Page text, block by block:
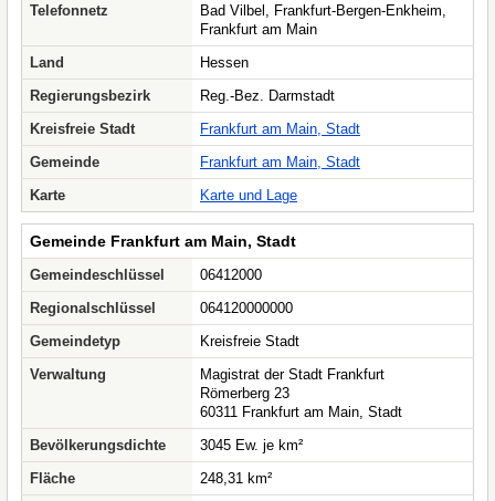
Telefonnetz
Bad Vilbel, Frankfurt-Bergen-Enkheim,
Frankfurt am Main
Land
Hessen
Regierungsbezirk
Reg.-Bez. Darmstadt
Kreisfreie Stadt
Frankfurt am Main, Stadt
Gemeinde
Frankfurt am Main, Stadt
Karte
Karte und Lage
Gemeinde Frankfurt am Main, Stadt
Gemeindeschlüssel
06412000
Regionalschlüssel
064120000000
Gemeindetyp
Kreisfreie Stadt
Verwaltung
Magistrat der Stadt Frankfurt
Römerberg 23
60311 Frankfurt am Main, Stadt
Bevölkerungsdichte
3045 Ew. je km²
Fläche
248,31 km²